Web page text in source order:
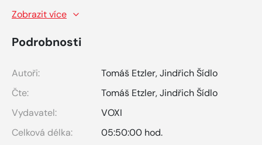
Zobrazit více
Podrobnosti
Autoři: Tomáš Etzler,Jindřich Šídlo
Čte:
Tomáš Etzler,Jindřich Šídlo
Vydavatel:
VOXI
Celková délka:
05:50:00 hod.